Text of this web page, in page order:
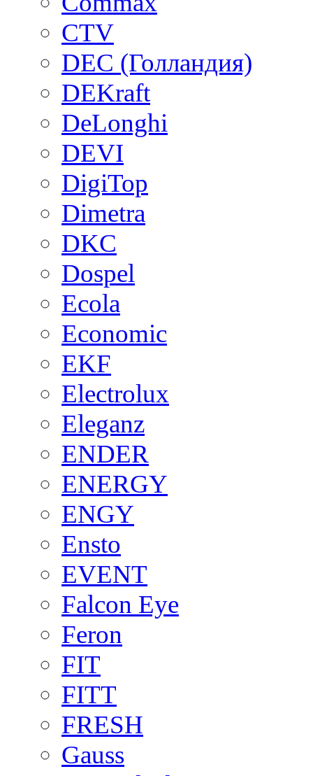
CTV
DEC (Голландия)
DEKraft
DeLonghi
DEVI
DigiTop
Dimetra
DKC
Dospel
Ecola
Economic
EKF
Electrolux
Eleganz
ENDER
ENERGY
ENGY
Ensto
EVENT
Falcon Eye
Feron
FIT
FITT
FRESH
Gauss